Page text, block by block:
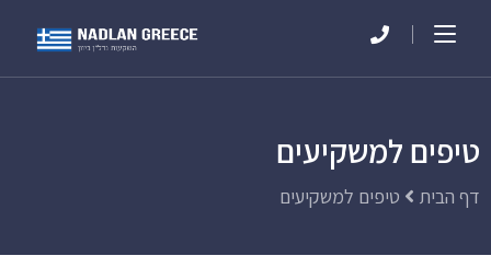
טיפים למשקיעים
דף הבית טיפים למשקיעים